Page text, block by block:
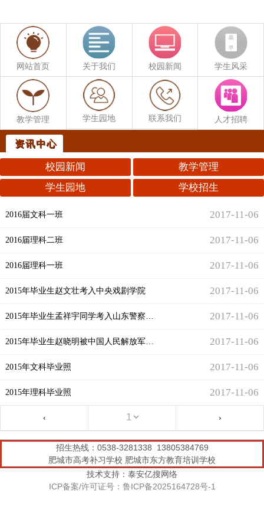
网站首页 关于我们 校园新闻 学生风采
教学管理 学生园地 联系我们 人才招聘
资讯中心
校园新闻
教学管理
学生园地
学校招生
2016届文科一班 2017-11-06
2016届理科二班 2017-11-06
2016届理科一班 2017-11-06
2015年毕业生赵文壮考入中央戏剧学院 2017-11-06
2017-11-06
2015年毕业生赵晓明被中国人民解放军后勤工程学院（军校）录取！ 2017-11-06
2015年文科毕业照 2017-11-06
2015年理科毕业照 2017-11-06
‹ ›
招生热线：0538-3281338 13805384769
肥城市高考补习学校 肥城市东方教育培训学校
技术支持：泰安亿搜网络
ICP备案/许可证号：鲁ICP备2025164728号-1